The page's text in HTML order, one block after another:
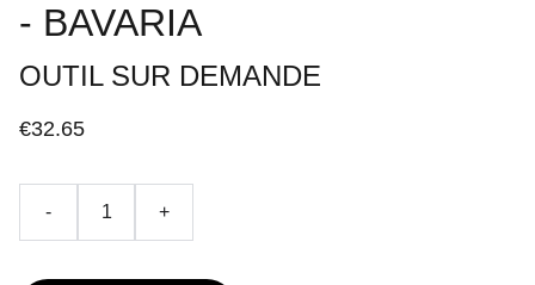
- BAVARIA
OUTIL SUR DEMANDE
€32.65
- +